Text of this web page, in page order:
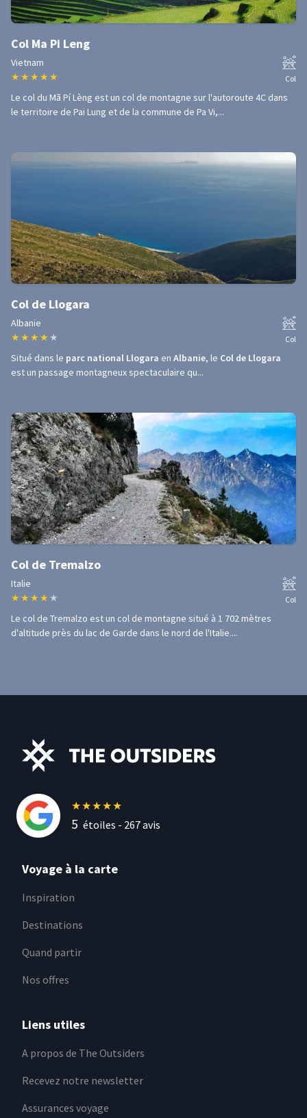
Col Ma Pi Leng
Vietnam
★ ★ ★ ★ ★ Col
Le col du Mã Pí Lèng est un col de montagne sur l'autoroute 4C dans
le territoire de Pai Lung et de la commune de Pa Vi,...
Col de Llogara
Albanie
★ ★ ★ ★ ★ Col
Situé dans le parc national Llogara en Albanie, le Col de Llogara
est un passage montagneux spectaculaire qu...
Col de Tremalzo
Italie
★ ★ ★ ★ ★ Col
Le col de Tremalzo est un col de montagne situé à 1 702 mètres
d'altitude près du lac de Garde dans le nord de l'Italie....
★★★★★
5 étoiles - 267avis
Voyage à la carte
Inspiration
Destinations
Quand partir
Nos offres
Liens utiles
A propos de The Outsiders
Recevez notre newsletter
Assurances voyage